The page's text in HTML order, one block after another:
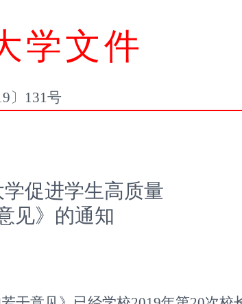
学文件
〕 131号
促进学生高质量
见》的通知